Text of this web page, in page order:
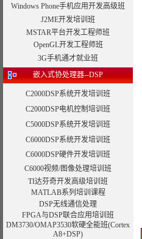
Windows Phone手机应用开发高级班
J2ME开发培训班
MSTAR平台开发工程师班
OpenGL开发工程师班
3G手机通才就业班
嵌入式协处理器--DSP
C2000DSP系统开发培训班
C2000DSP电机控制培训班
C5000DSP系统开发培训班
C6000DSP系统开发培训班
C6000DSP硬件开发培训班
C6000视频/图像处理培训班
TI达芬奇开发高级培训班
MATLAB系列培训课程
DSP无线通信处理
FPGA与DSP联合应用培训班
DM3730/OMAP3530软硬全能班(Cortex
A8+DSP)